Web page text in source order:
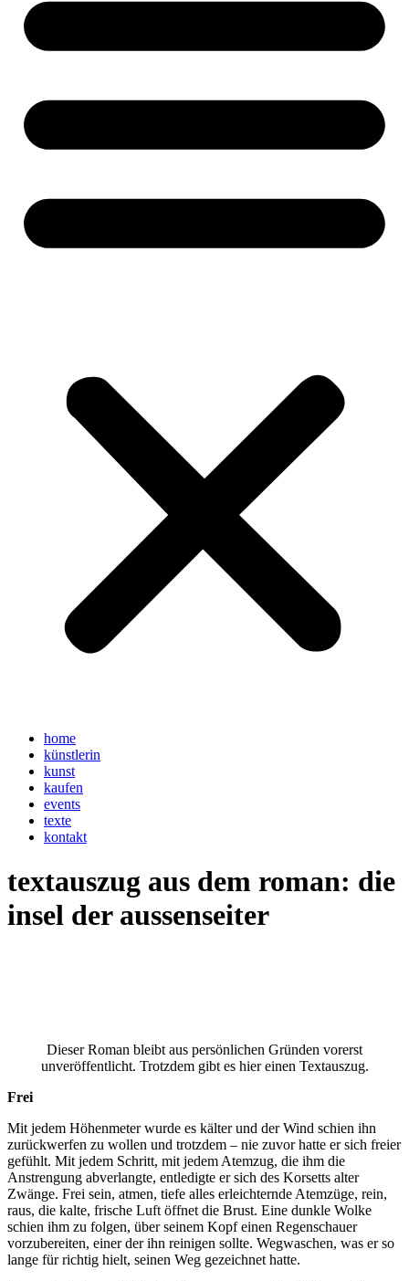
home
künstlerin
kunst
kaufen
events
texte
kontakt
textauszug aus dem roman: die
insel der aussenseiter
Dieser Roman bleibt aus persönlichen Gründen vorerst
unveröffentlicht. Trotzdem gibt es hier einen Textauszug.
Frei
Mit jedem Höhenmeter wurde es kälter und der Wind schien ihn
zurückwerfen zu wollen und trotzdem – nie zuvor hatte er sich freier
gefühlt. Mit jedem Schritt, mit jedem Atemzug, die ihm die
Anstrengung abverlangte, entledigte er sich des Korsetts alter
Zwänge. Frei sein, atmen, tiefe alles erleichternde Atemzüge, rein,
raus, die kalte, frische Luft öffnet die Brust. Eine dunkle Wolke
schien ihm zu folgen, über seinem Kopf einen Regenschauer
vorzubereiten, einer der ihn reinigen sollte. Wegwaschen, was er so
lange für richtig hielt, seinen Weg gezeichnet hatte.